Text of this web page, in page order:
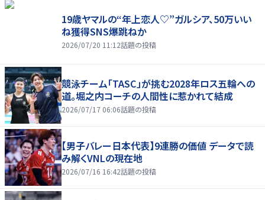
19歳ヤマルの“年上恋人♡”ガルシア、50万いい
ね獲得SNS爆跳ねか
2026/07/20 11:12話題の投稿
競泳チーム「TASC」が挑む2028年ロス五輪への
道。堀之内コーチの人間性に惹かれて結成
2026/07/17 06:06話題の投稿
【男子バレー日本代表】9連勝の価値 データで読
み解くVNLの現在地
2026/07/16 16:42話題の投稿